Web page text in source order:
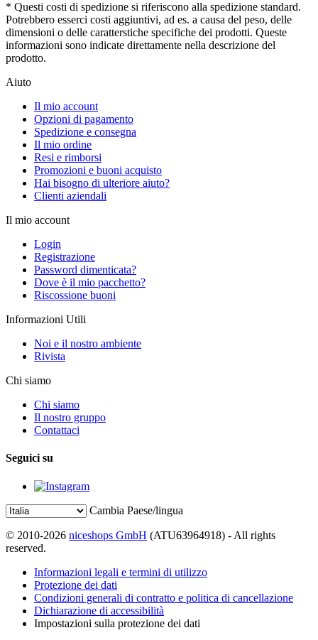
* Questi costi di spedizione si riferiscono alla spedizione standard.
Potrebbero esserci costi aggiuntivi, ad es. a causa del peso, delle
dimensioni o delle caratterstiche specifiche dei prodotti. Queste
informazioni sono indicate direttamente nella descrizione del
prodotto.
Aiuto
Il mio account
Opzioni di pagamento
Spedizione e consegna
Il mio ordine
Resi e rimborsi
Promozioni e buoni acquisto
Hai bisogno di ulteriore aiuto?
Clienti aziendali
Il mio account
Login
Registrazione
Password dimenticata?
Dove è il mio pacchetto?
Riscossione buoni
Informazioni Utili
Noi e il nostro ambiente
Rivista
Chi siamo
Chi siamo
Il nostro gruppo
Contattaci
Seguici su
Cambia Paese/lingua
© 2010-2026 niceshops GmbH (ATU63964918) - All rights
reserved.
Informazioni legali e termini di utilizzo
Protezione dei dati
Condizioni generali di contratto e politica di cancellazione
Dichiarazione di accessibilità
Impostazioni sulla protezione dei dati